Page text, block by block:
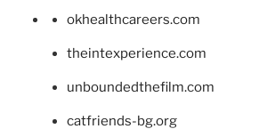
okhealthcareers.com
theintexperience.com
unboundedthefilm.com
catfriends-bg.org